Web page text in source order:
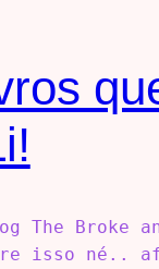
The
isso